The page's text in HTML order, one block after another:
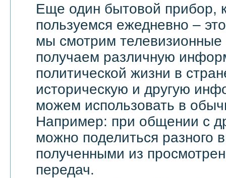
Еще один бытовой прибор,
пользуемся ежедневно –
мы смотрим телевизионные
получаем различную
политической жизни в
историческую и другую
можем использовать в
Например: при общении с
можно поделиться разного
полученными из
передач.